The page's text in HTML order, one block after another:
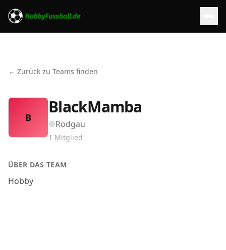
← Zurück zu Teams finden
B
BlackMamba
Rodgau
1 Mitglied
ÜBER DAS TEAM
Hobby